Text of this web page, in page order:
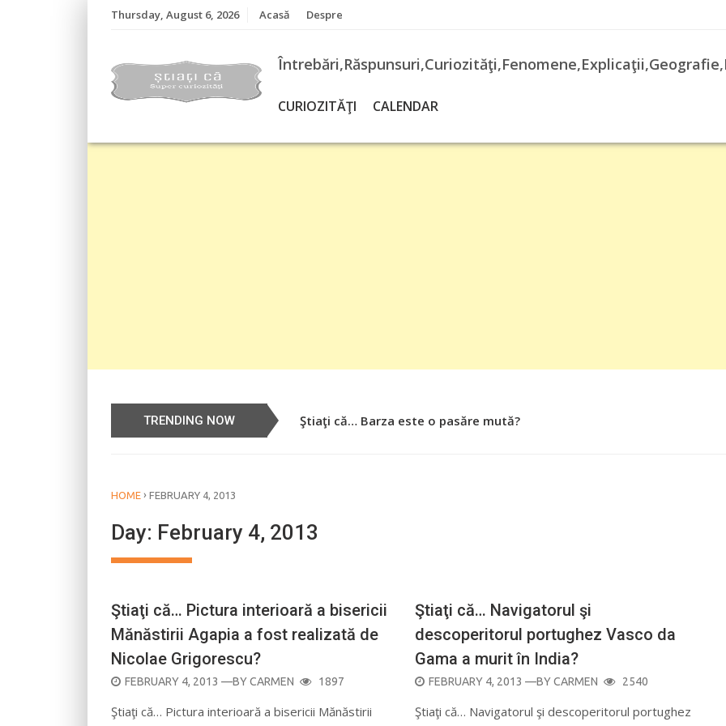
Thursday, August 6, 2026 Acasă Despre
CURIOZITĂŢI CALENDAR
TRENDING NOW Ştiaţi că… Barza este o pasăre mută?
Știați că… Roşiile îsi păstrează substanţele benefice organismului
HOME › FEBRUARY 4, 2013
Day: February 4, 2013
Ştiaţi că… Pictura interioară a bisericii
Mănăstirii Agapia a fost realizată de
Nicolae Grigorescu?
POSTED
FEBRUARY 4, 2013 —BYCARMEN 1897
Ştiaţi că… Pictura interioară a bisericii Mănăstirii
Ştiaţi că… Navigatorul şi
descoperitorul portughez Vasco da
Gama a murit în India?
POSTED
FEBRUARY 4, 2013 —BYCARMEN 2540
Ştiaţi că… Navigatorul şi descoperitorul portughez